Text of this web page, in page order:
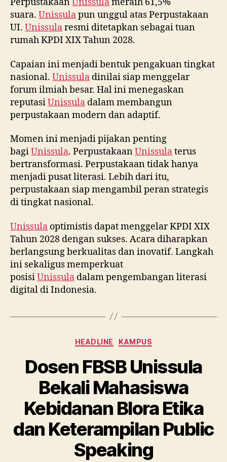
Perpustakaan Unissulameraih 61,5%
suara. Unissulapun unggul atas Perpustakaan
UI. Unissularesmi ditetapkan sebagai tuan
rumah KPDI XIX Tahun 2028.
Capaian ini menjadi bentuk pengakuan tingkat
nasional. Unissula dinilai siap menggelar
forum ilmiah besar. Hal ini menegaskan
reputasiUnissula dalam membangun
perpustakaan modern dan adaptif.
Momen ini menjadi pijakan penting
bagiUnissula. PerpustakaanUnissulaterus
bertransformasi. Perpustakaan tidak hanya
menjadi pusat literasi. Lebih dari itu,
perpustakaan siap mengambil peran strategis
di tingkat nasional.
Unissula optimistis dapat menggelar KPDI XIX
Tahun 2028 dengan sukses. Acara diharapkan
berlangsung berkualitas dan inovatif. Langkah
ini sekaligus memperkuat
posisiUnissula dalam pengembangan literasi
digital di Indonesia.
Categories
HEADLINE KAMPUS
Dosen FBSB Unissula
Bekali Mahasiswa
Kebidanan Blora Etika
dan Keterampilan Public
Speaking